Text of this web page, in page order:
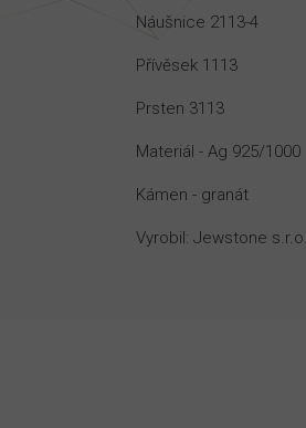
Náušnice 2113-4
Přívěsek 1113
Prsten 3113
Materiál - Ag 925/1000
Kámen - granát
Vyrobil: Jewstone